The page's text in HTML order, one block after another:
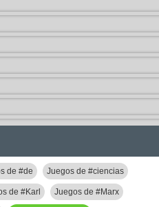
de #de Juegos de #ciencias
de #Karl Juegos de #Marx